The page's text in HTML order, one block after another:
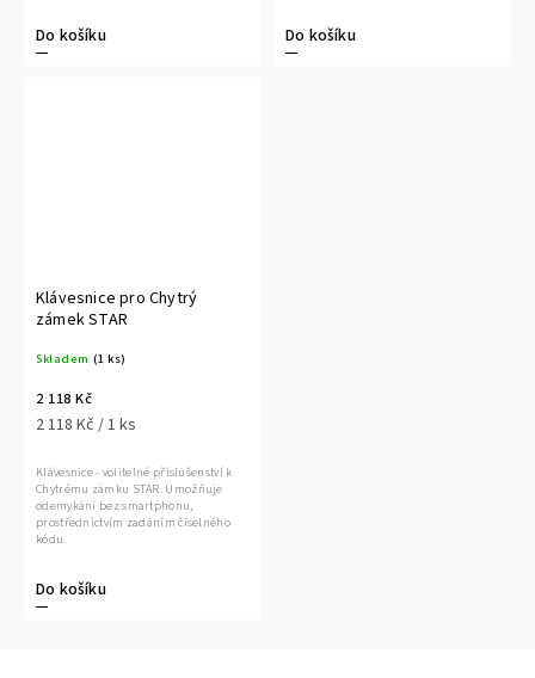
Do košíku Do košíku
Klávesnice pro Chytrý
zámek STAR
Skladem (1 ks)
2 118 Kč
2 118 Kč / 1 ks
Do košíku
Klávesnice - volitelné příslušenství k
Chytrému zámku STAR. Umožňuje
odemykání bez smartphonu,
prostřednictvím zadáním číselného
kódu.